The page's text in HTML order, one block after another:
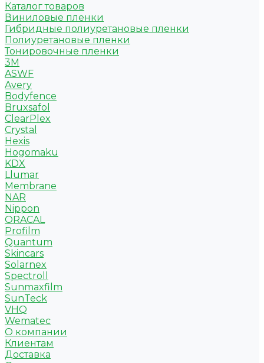
Каталог товаров
Виниловые пленки
Гибридные полиуретановые пленки
Полиуретановые пленки
Тонировочные пленки
3M
ASWF
Avery
Bodyfence
Bruxsafol
ClearPlex
Crystal
Hexis
Hogomaku
KDX
Llumar
Membrane
NAR
Nippon
ORACAL
Profilm
Quantum
Skincars
Solarnex
Spectroll
Sunmaxfilm
SunTeck
VHQ
Wematec
О компании
Клиентам
Доставка